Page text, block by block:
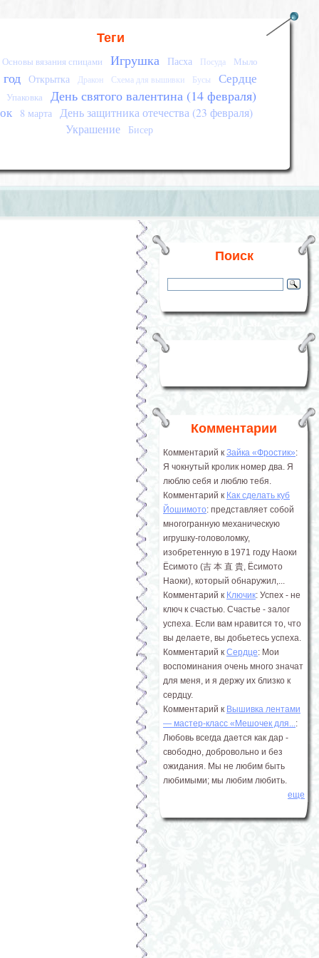
Теги
Основы вязания спицами Игрушка Пасха Посуда Мыло
Открытка Дракон Схема для вышивки Бусы Сердце
Упаковка День святого валентина (14 февраля)
8 марта День защитника отечества (23 февраля)
Украшение
Бисер
Поиск
Комментарии
Комментарий к Зайка «Фростик»:
Я чокнутый кролик номер два. Я
люблю себя и люблю тебя.
Комментарий к Как сделать куб
Йошимото: представляет собой
многогранную механическую
игрушку-головоломку,
изобретенную в 1971 году Наоки
Ёсимото (吉 本 直 貴, Ёсимото
Наоки), который обнаружил,...
Комментарий к Ключик: Успех - не
ключ к счастью. Счастье - залог
успеха. Если вам нравится то, что
вы делаете, вы добьетесь успеха.
Комментарий к Сердце: Мои
воспоминания очень много значат
для меня, и я держу их близко к
сердцу.
Комментарий к Вышивка лентами
― мастер-класс «Мешочек для...:
Любовь всегда дается как дар -
свободно, добровольно и без
ожидания. Мы не любим быть
любимыми; мы любим любить.
еще